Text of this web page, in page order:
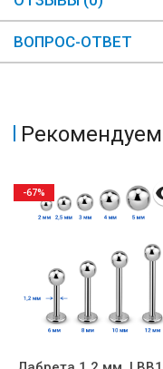
ВОПРОС-ОТВЕТ
-67%